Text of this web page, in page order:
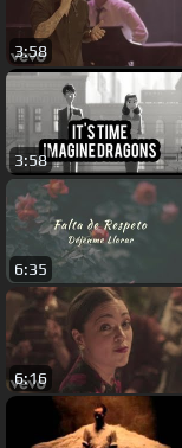
3:58
3:58
6:35
6:16